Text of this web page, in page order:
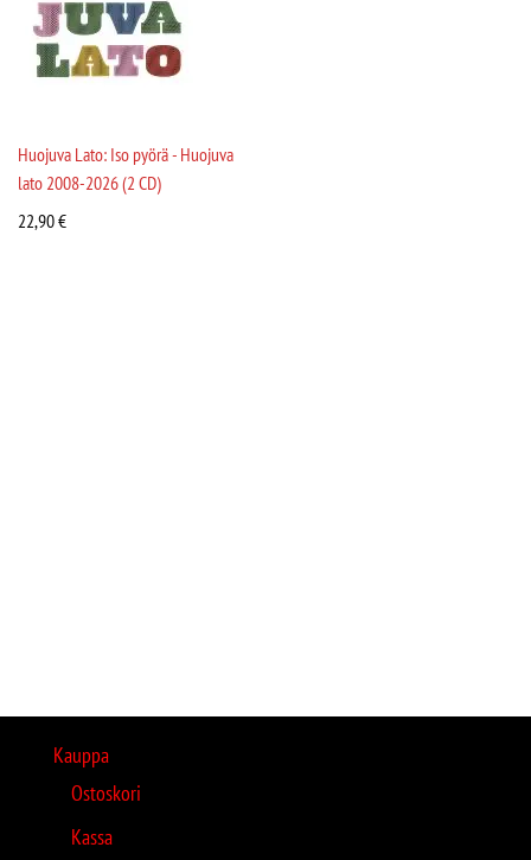
Huojuva Lato: Iso pyörä - Huojuva
lato 2008-2026 (2 CD)
22,90€
Kauppa
Ostoskori
Kassa